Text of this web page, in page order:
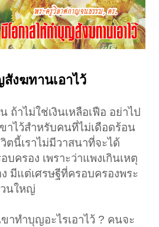
งฆทานเอาไว้
ถ้าไม่ใช่เงินเหลือเฟือ อย่าไป
าไว้สำหรับคนที่ไม่เดือดร้อน
ตนี้เราไม่มีวาสนาที่จะได้
บครอง เพราะว่าแพงเกินเหตุ
มีแต่เศรษฐีที่ครอบครองพระ
วนใหญ่
าทำบุญอะไรเอาไว้ ? คนจะ